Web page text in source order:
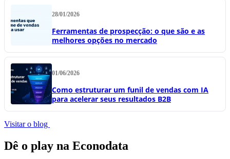
28/01/2026
Ferramentas de prospecção: o que são e as
melhores opções no mercado
01/06/2026
Como estruturar um funil de vendas com IA
para acelerar seus resultados B2B
Visitar o blog
Dê o play na Econodata